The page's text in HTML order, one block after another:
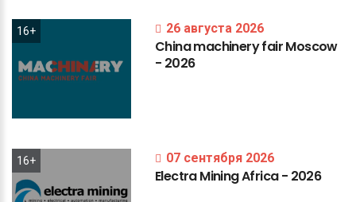
16+ 26 августа 2026
ChinamachineryfairMoscow
- 2026
16+ 07 сентября 2026
ElectraMiningAfrica- 2026